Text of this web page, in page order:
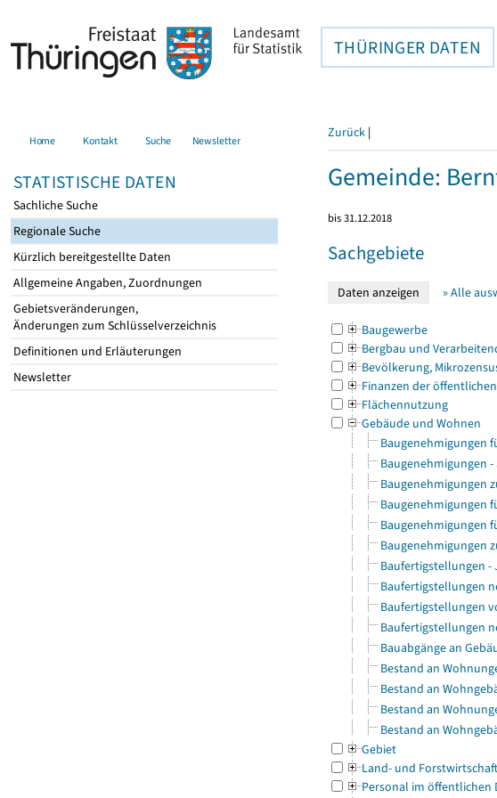
THÜRINGER DATEN
Home Kontakt Suche Newsletter
STATISTISCHE DATEN
Sachliche Suche
Regionale Suche
Kürzlich bereitgestellte Daten
Allgemeine Angaben, Zuordnungen
Gebietsveränderungen,
Änderungen zum Schlüsselverzeichnis
Definitionen und Erläuterungen
Newsletter
Zurück |
Gemeinde:
bis 31.12.2018
Sachgebiete
» Alle
Baugewerbe
Bergbau und
Bevölkerung,
Finanzen der
Flächennutzung
Gebäude und Wohnen
Baugenehmigungen
Baugenehmigungen
Baugenehmigungen
Baugenehmigungen
Baugenehmigungen
Baugenehmigungen
Baufertigstellungen -
Baufertigstellungen
Baufertigstellungen
Baufertigstellungen
Bauabgänge an
Bestand an
Bestand an
Bestand an
Bestand an
Gebiet
Land- und Forstwirtschaft
Personal im öffentlichen